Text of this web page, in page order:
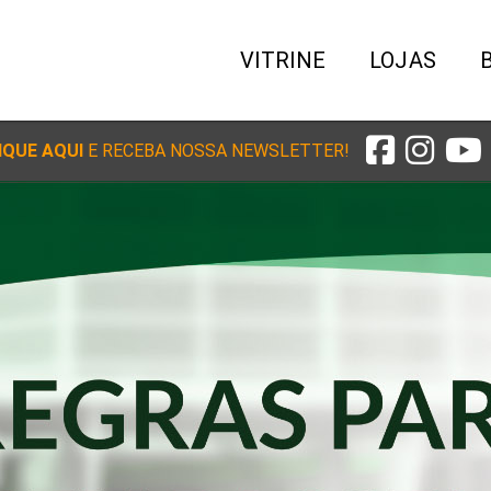
VITRINE LOJAS
AQUIE RECEBA NOSSA NEWSLETTER!